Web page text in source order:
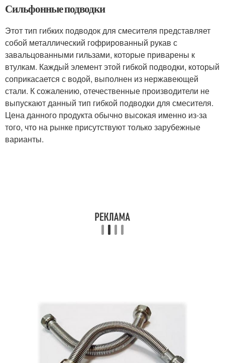
Сильфонные подводки
Этот тип гибких подводок для смесителя представляет
собой металлический гофрированный рукав с
завальцованными гильзами, которые приварены к
втулкам. Каждый элемент этой гибкой подводки, который
соприкасается с водой, выполнен из нержавеющей
стали. К сожалению, отечественные производители не
выпускают данный тип гибкой подводки для смесителя.
Цена данного продукта обычно высокая именно из-за
того, что на рынке присутствуют только зарубежные
варианты.